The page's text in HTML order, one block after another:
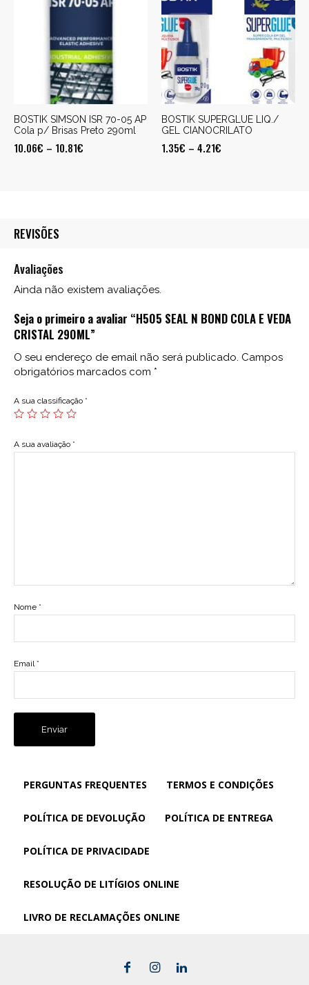
BOSTIK SIMSON ISR 70-05 AP
Cola p/ Brisas Preto 290ml
10.06€ – 10.81€
BOSTIK SUPERGLUE LIQ./
GEL CIANOCRILATO
1.35€ – 4.21€
REVISÕES
Avaliações
Ainda não existem avaliações.
Seja o primeiro a avaliar “H505 SEAL N BOND COLA E VEDA
CRISTAL 290ML”
O seu endereço de email não será publicado. Campos
obrigatórios marcados com *
A sua classificação *
A sua avaliação *
Nome *
Email *
PERGUNTAS FREQUENTES TERMOS E CONDIÇÕES
POLÍTICA DE DEVOLUÇÃO POLÍTICA DE ENTREGA
POLÍTICA DE PRIVACIDADE
RESOLUÇÃO DE LITÍGIOS ONLINE
LIVRO DE RECLAMAÇÕES ONLINE